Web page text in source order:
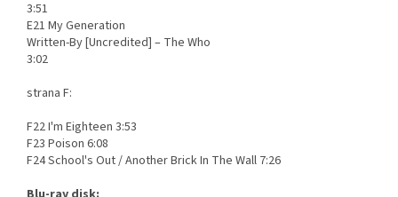
3:51
E21 My Generation
Written-By [Uncredited] – The Who
3:02
strana F:
F22 I'm Eighteen 3:53
F23 Poison 6:08
F24 School's Out / Another Brick In The Wall 7:26